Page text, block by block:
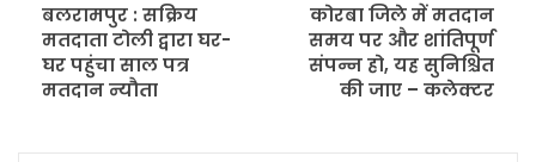
बलरामपुर : सक्रिय
मतदाता टोली द्वारा घर-
घर पहुंचा साल पत्र
मतदान न्यौता
कोरबा जिले में मतदान
समय पर और शांतिपूर्ण
संपन्न हो, यह सुनिश्चित
की जाए – कलेक्टर